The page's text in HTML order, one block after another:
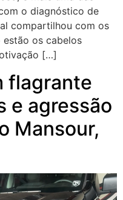
o diagnóstico de
compartilhou com os
os cabelos
[…]
flagrante
e agressão
Mansour,